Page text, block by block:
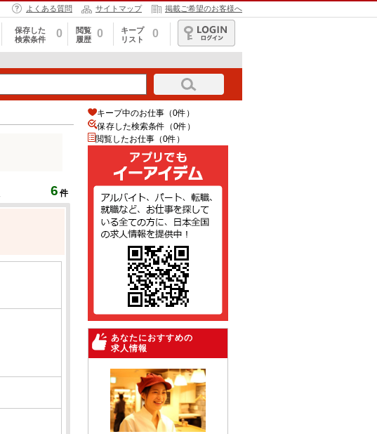
よくある質問 サイトマップ 掲載ご希望のお客様へ
保存した
検索条件
0
閲覧
履歴
0
キープ
リスト
0
ログイン
6 件
キープ中のお仕事（0件）
保存した検索条件（0件）
閲覧したお仕事（0件）
あなたにおすすめの
求人情報